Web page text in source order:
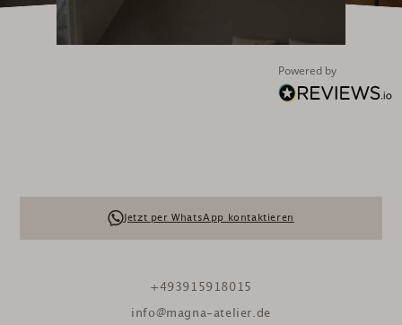
Powered by
Jetzt per WhatsApp kontaktieren
+493915918015
info@magna-atelier.de